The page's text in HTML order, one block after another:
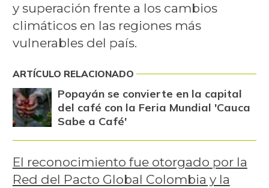
y superación frente a los cambios
climáticos en las regiones más
vulnerables del país.
ARTÍCULO RELACIONADO
Popayán se convierte en la capital
del café con la Feria Mundial 'Cauca
Sabe a Café'
El reconocimiento fue otorgado por la
Red del Pacto Global Colombia y la